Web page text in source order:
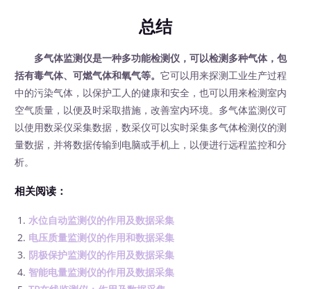
总结
多气体监测仪是一种多功能检测仪，可以检测多种气体，包
括有毒气体、可燃气体和氧气等。它可以用来探测工业生产过程
中的污染气体，以保护工人的健康和安全，也可以用来检测室内
空气质量，以便及时采取措施，改善室内环境。多气体监测仪可
以使用数采仪采集数据，数采仪可以实时采集多气体检测仪的测
量数据，并将数据传输到电脑或手机上，以便进行远程监控和分
析。
相关阅读：
水位自动监测仪的作用及数据采集
电压质量监测仪的作用和数据采集
阴极保护监测仪的作用及数据采集
智能电量监测仪的作用及数据采集